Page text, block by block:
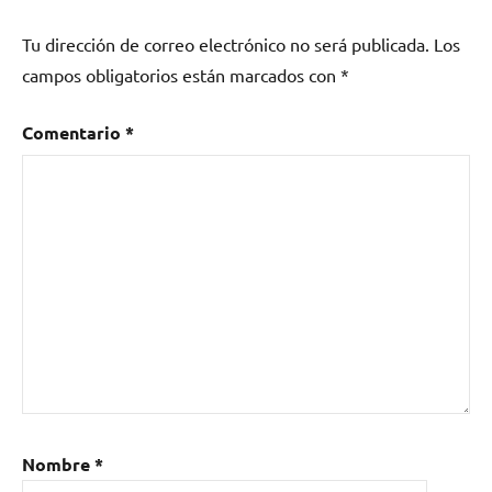
concierto,
Fiesta,
de
movimiento
Lesbianas,
Tu dirección de correo electrónico no será publicada. Los
campos obligatorios están marcados con *
Comentario *
Nombre*